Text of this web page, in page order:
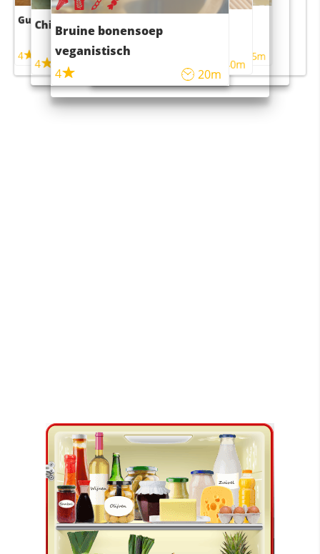
Guacamole
4
Chili con carne
4 45m
Bruine bonensoep
veganistisch
4
20m
Sushi rijstsalade
maaltijdsalade
40m
4 55m